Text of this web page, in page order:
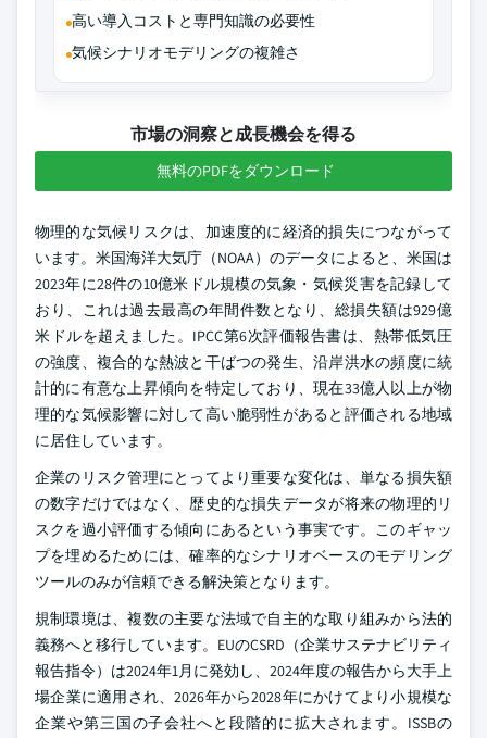
高い導入コストと専門知識の必要性
気候シナリオモデリングの複雑さ
市場の洞察と成長機会を得る
無料のPDFをダウンロード
物理的な気候リスクは、加速度的に経済的損失につながって
います。米国海洋大気庁（NOAA）のデータによると、米国は
2023年に28件の10億米ドル規模の気象・気候災害を記録して
おり、これは過去最高の年間件数となり、総損失額は929億
米ドルを超えました。IPCC第6次評価報告書は、熱帯低気圧
の強度、複合的な熱波と干ばつの発生、沿岸洪水の頻度に統
計的に有意な上昇傾向を特定しており、現在33億人以上が物
理的な気候影響に対して高い脆弱性があると評価される地域
に居住しています。
企業のリスク管理にとってより重要な変化は、単なる損失額
の数字だけではなく、歴史的な損失データが将来の物理的リ
スクを過小評価する傾向にあるという事実です。このギャッ
プを埋めるためには、確率的なシナリオベースのモデリング
ツールのみが信頼できる解決策となります。
規制環境は、複数の主要な法域で自主的な取り組みから法的
義務へと移行しています。EUのCSRD（企業サステナビリティ
報告指令）は2024年1月に発効し、2024年度の報告から大手上
場企業に適用され、2026年から2028年にかけてより小規模な
企業や第三国の子会社へと段階的に拡大されます。ISSBの